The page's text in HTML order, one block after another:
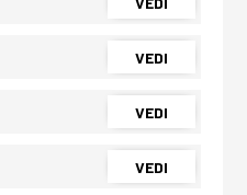
VEDI
VEDI
VEDI